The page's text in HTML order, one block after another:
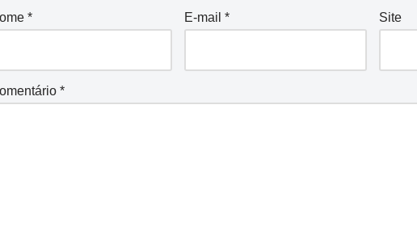
* E-mail * Site
*